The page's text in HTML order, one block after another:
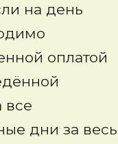
на день
оплатой
все
дни за весь